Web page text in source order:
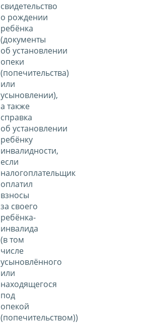
свидетельство
о рождении
ребёнка
(документы
об установлении
опеки
(попечительства)
или
усыновлении),
а также
справка
об установлении
ребёнку
инвалидности,
если
налогоплательщик
оплатил
взносы
за своего
ребёнка-
инвалида
(в том
числе
усыновлённого
или
находящегося
под
опекой
(попечительством))